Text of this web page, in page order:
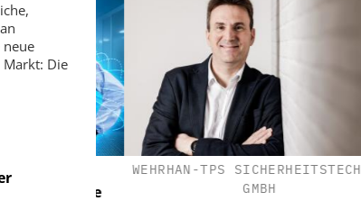
Die
GMBH
WEHRHAN-TPS SICHERHEITSTECHNIK
GMBH